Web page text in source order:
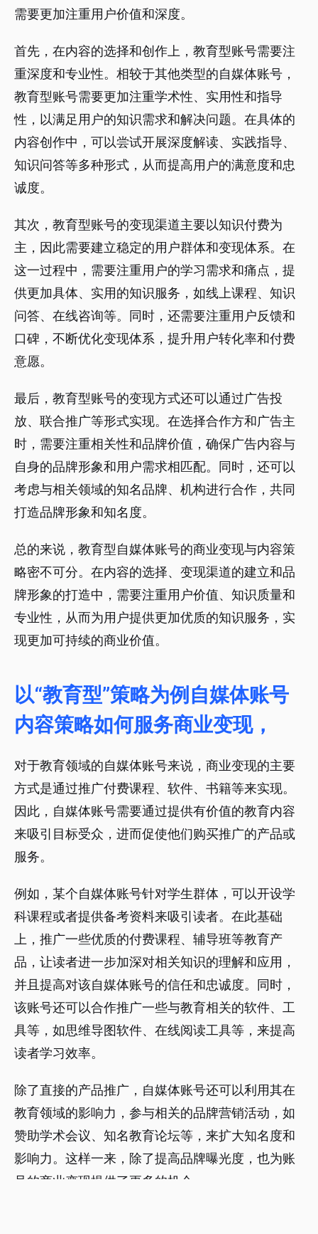
需要更加注重用户价值和深度。
首先，在内容的选择和创作上，教育型账号需要注
重深度和专业性。相较于其他类型的自媒体账号，
教育型账号需要更加注重学术性、实用性和指导
性，以满足用户的知识需求和解决问题。在具体的
内容创作中，可以尝试开展深度解读、实践指导、
知识问答等多种形式，从而提高用户的满意度和忠
诚度。
其次，教育型账号的变现渠道主要以知识付费为
主，因此需要建立稳定的用户群体和变现体系。在
这一过程中，需要注重用户的学习需求和痛点，提
供更加具体、实用的知识服务，如线上课程、知识
问答、在线咨询等。同时，还需要注重用户反馈和
口碑，不断优化变现体系，提升用户转化率和付费
意愿。
最后，教育型账号的变现方式还可以通过广告投
放、联合推广等形式实现。在选择合作方和广告主
时，需要注重相关性和品牌价值，确保广告内容与
自身的品牌形象和用户需求相匹配。同时，还可以
考虑与相关领域的知名品牌、机构进行合作，共同
打造品牌形象和知名度。
总的来说，教育型自媒体账号的商业变现与内容策
略密不可分。在内容的选择、变现渠道的建立和品
牌形象的打造中，需要注重用户价值、知识质量和
专业性，从而为用户提供更加优质的知识服务，实
现更加可持续的商业价值。
以“教育型”策略为例自媒体账号
内容策略如何服务商业变现，
对于教育领域的自媒体账号来说，商业变现的主要
方式是通过推广付费课程、软件、书籍等来实现。
因此，自媒体账号需要通过提供有价值的教育内容
来吸引目标受众，进而促使他们购买推广的产品或
服务。
例如，某个自媒体账号针对学生群体，可以开设学
科课程或者提供备考资料来吸引读者。在此基础
上，推广一些优质的付费课程、辅导班等教育产
品，让读者进一步加深对相关知识的理解和应用，
并且提高对该自媒体账号的信任和忠诚度。同时，
该账号还可以合作推广一些与教育相关的软件、工
具等，如思维导图软件、在线阅读工具等，来提高
读者学习效率。
除了直接的产品推广，自媒体账号还可以利用其在
教育领域的影响力，参与相关的品牌营销活动，如
赞助学术会议、知名教育论坛等，来扩大知名度和
影响力。这样一来，除了提高品牌曝光度，也为账
号的商业变现提供了更多的机会。